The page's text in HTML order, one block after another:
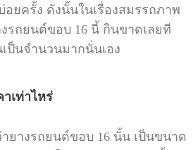
ยครั้ง ดังนั้นในเรื่องสมรรถภาพ
รถยนต์ขอบ 16 นี้ กินขาดเลยที
ป็นจำนวนมากนั่นเอง
าเท่าไหร่
ยางรถยนต์ขอบ 16 นั้น เป็นขนาด